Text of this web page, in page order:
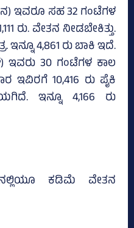
ಇವರೂ ಸಹ 32 ಗಂಟೆಗಳ
ರು. ವೇತನ ನೀಡಬೇಕಿತ್ತು.
ಇನ್ನೂ 4,861 ರು ಬಾಕಿ ಇದೆ.
ಇವರು 30 ಗಂಟೆಗಳ ಕಾಲ
ಇವಿರಗೆ 10,416 ರು ಪೈಕಿ
ಇನ್ನೂ 4,166 ರು
ಕಡಿಮೆ ವೇತನ